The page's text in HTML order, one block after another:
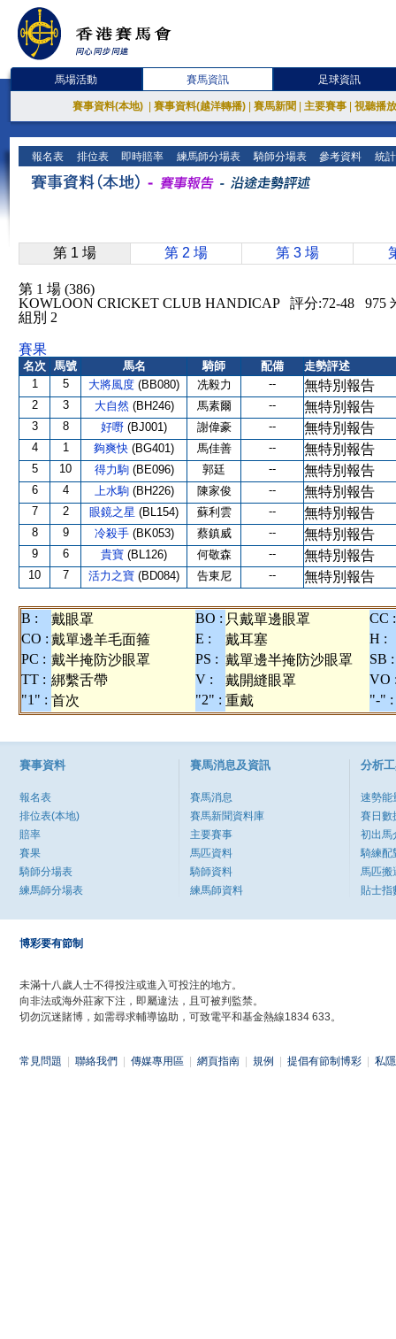
馬場活動 賽馬資訊 足球資訊
賽事資料(本地) 賽事資料(越洋轉播) 賽馬新聞 主要賽事 視聽播
報名表 排位表 即時賠率 練馬師分場表 騎師分場表 參考資料 統
第 1 場 第 2 場 第 3 場
第 1 場 (386)
KOWLOON CRICKET CLUB HANDICAP 評分:72-48
組別 2
賽果
名次 馬號 馬名 騎師 配備
走勢評述
1
5 大將風度 (BB080) 冼毅力 -- 無特別報告
2 3 大自然 (BH246) 馬素爾 -- 無特別報告
3 8 好嘢 (BJ001) 謝偉豪 -- 無特別報告
4 1 夠爽快 (BG401) 馬佳善 -- 無特別報告
5 10 得力駒 (BE096) 郭廷 -- 無特別報告
6 4 上水駒 (BH226) 陳家俊 -- 無特別報告
7 2 眼鏡之星 (BL154) 蘇利雲 -- 無特別報告
8 9 冷殺手 (BK053) 蔡鎮威 -- 無特別報告
9 6 貴寶 (BL126) 何敬森 -- 無特別報告
10 7 活力之寶 (BD084) 告東尼 -- 無特別報告
B : 戴眼罩 BO : 只戴單邊眼罩
CC :
CO : 戴單邊羊毛面箍 E : 戴耳塞
H :
PC : 戴半掩防沙眼罩 PS : 戴單邊半掩防沙眼罩
SB :
TT : 綁繫舌帶 V : 戴開縫眼罩
VO
"1" : 首次 "2" : 重戴 "-" :
賽事資料
報名表
排位表(本地)
賠率
賽果
騎師分場表
練馬師分場表
賽馬消息及資訊
賽馬消息
賽馬新聞資料庫
主要賽事
馬匹資料
騎師資料
練馬師資料
分析
速勢能
賽日數
初出馬
騎練配
馬匹搬
貼士指
博彩要有節制
未滿十八歲人士不得投注或進入可投注的地方。
向非法或海外莊家下注，即屬違法，且可被判監禁。
切勿沉迷賭博，如需尋求輔導協助，可致電平和基金熱線1834 633。
常見問題 聯絡我們 傳媒專用區 網頁指南 規例 提倡有節制博彩 私